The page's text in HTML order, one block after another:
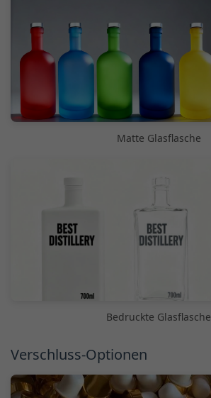
Matte Glasflasche
Bedruckte Glasflasche
Verschluss-Optionen